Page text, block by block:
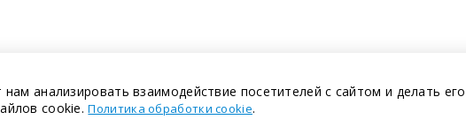
анализировать взаимодействие посетителей с сайтом и делать
cookie.Политика обработки cookie.